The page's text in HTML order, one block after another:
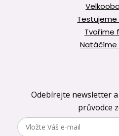
Testujeme
Tvoříme
Natáčíme
Odebírejte newsletter
průvodce